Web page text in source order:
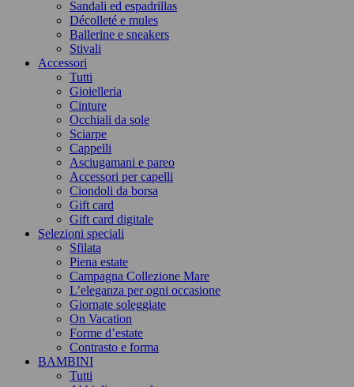
Sandali ed espadrillas
Décolleté e mules
Ballerine e sneakers
Stivali
Accessori
Tutti
Gioielleria
Cinture
Occhiali da sole
Sciarpe
Cappelli
Asciugamani e pareo
Accessori per capelli
Ciondoli da borsa
Gift card
Gift card digitale
Selezioni speciali
Sfilata
Piena estate
Campagna Collezione Mare
L’eleganza per ogni occasione
Giornate soleggiate
On Vacation
Forme d’estate
Contrasto e forma
BAMBINI
Tutti